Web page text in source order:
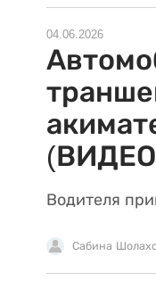
04.06.2026
Водителя
Сабина